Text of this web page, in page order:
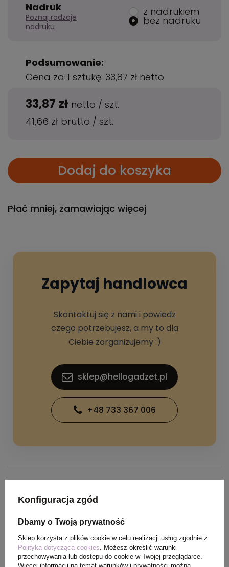
Nadruk
Poznaj rodzaje
nadruku
z nadrukiem
bez nadruku
Podsumowanie:
Cena za 1 sztukę: 33,87 zł netto
33,87 zł netto / szt.
41,66 zł brutto / szt.
Dodaj do koszyka
Płać mniej, zamawiając więcej
Zapytaj handlowca
Skontaktuj się z nami i powiedz
czego potrzebujesz, a my to dla
Ciebie zorganizujemy :)
sklep@hellogadzet.pl
+48 733 367 006
SPECYFIKACJA PRODUKTU
Waga
produktu (g)
0,340 kg
Konfiguracja zgód
Dbamy o Twoją prywatność
Sklep korzysta z plików cookie w celu realizacji usług zgodnie z
Polityką dotyczącą cookies . Możesz określić warunki
przechowywania lub dostępu do cookie w Twojej przeglądarce.